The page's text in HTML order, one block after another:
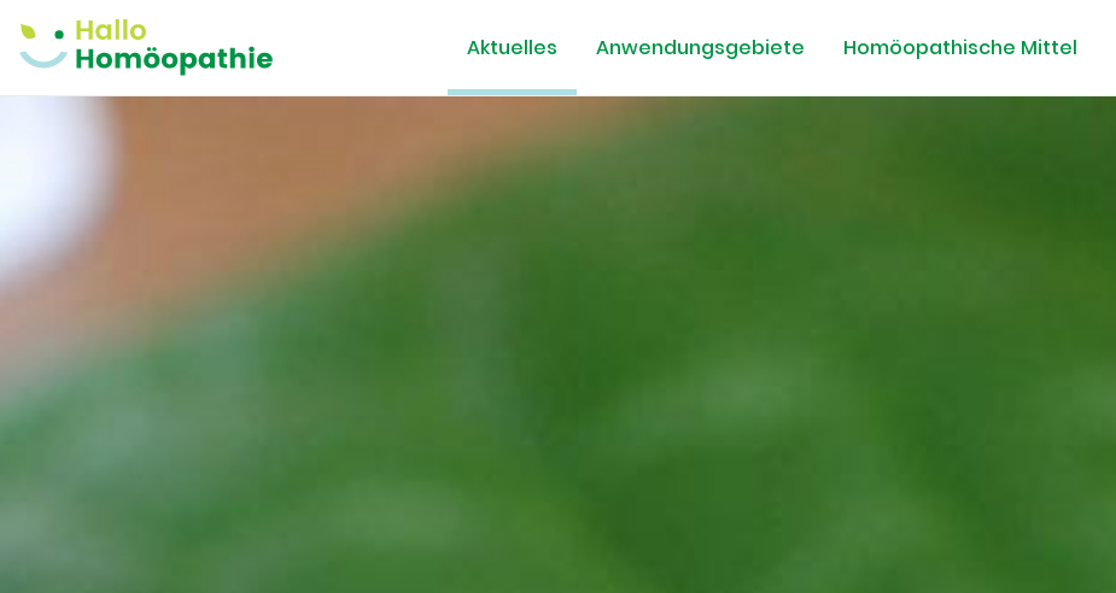
Aktuelles Anwendungsgebiete Homöopathische Mittel